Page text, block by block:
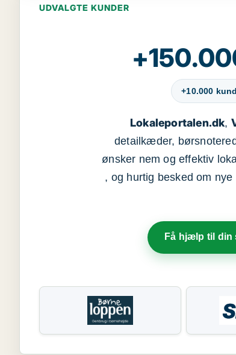
UDVALGTE KUNDER
+10.000
Lokaleportalen.dk,
detailkæder,
ønsker nem og effektiv
, og hurtig besked om
Få hjælp til din